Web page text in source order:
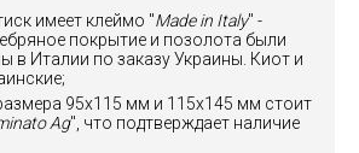
имеет клеймо "Made in Italy" -
покрытие и позолота были
в Италии по заказу Украины. Киот и
95х115 мм и 115х145 мм стоит
Ag", что подтверждает наличие